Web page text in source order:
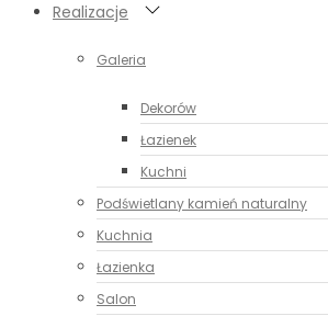
Realizacje
Galeria
Dekorów
Łazienek
Kuchni
Podświetlany kamień naturalny
Kuchnia
Łazienka
Salon